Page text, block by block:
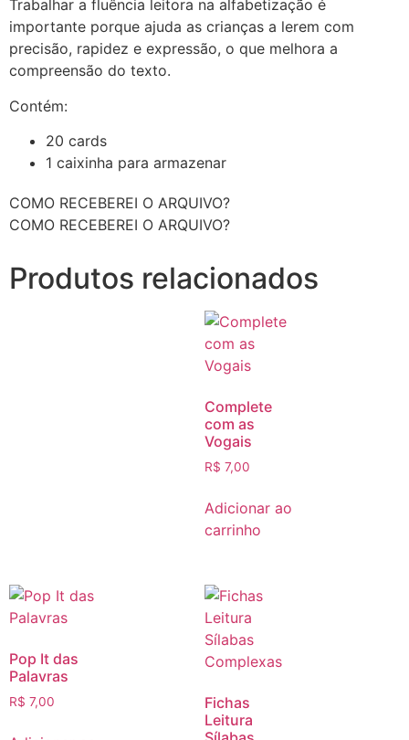
Trabalhar a fluência leitora na alfabetização é
importante porque ajuda as crianças a lerem com
precisão, rapidez e expressão, o que melhora a
compreensão do texto.
Contém:
20 cards
1 caixinha para armazenar
COMO RECEBEREI O ARQUIVO?
COMO RECEBEREI O ARQUIVO?
Produtos relacionados
Complete
com as
Vogais
R$ 7,00
Adicionar ao
carrinho
Pop It das
Palavras
R$ 7,00
Fichas
Leitura